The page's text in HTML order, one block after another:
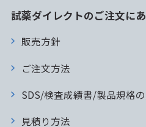
試薬ダイレクトのご注文に
販売方針
ご注文方法
SDS/検査成績書/製品規格
見積り方法